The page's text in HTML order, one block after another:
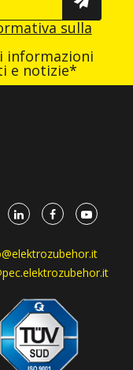
sulla
informazioni
e notizie*